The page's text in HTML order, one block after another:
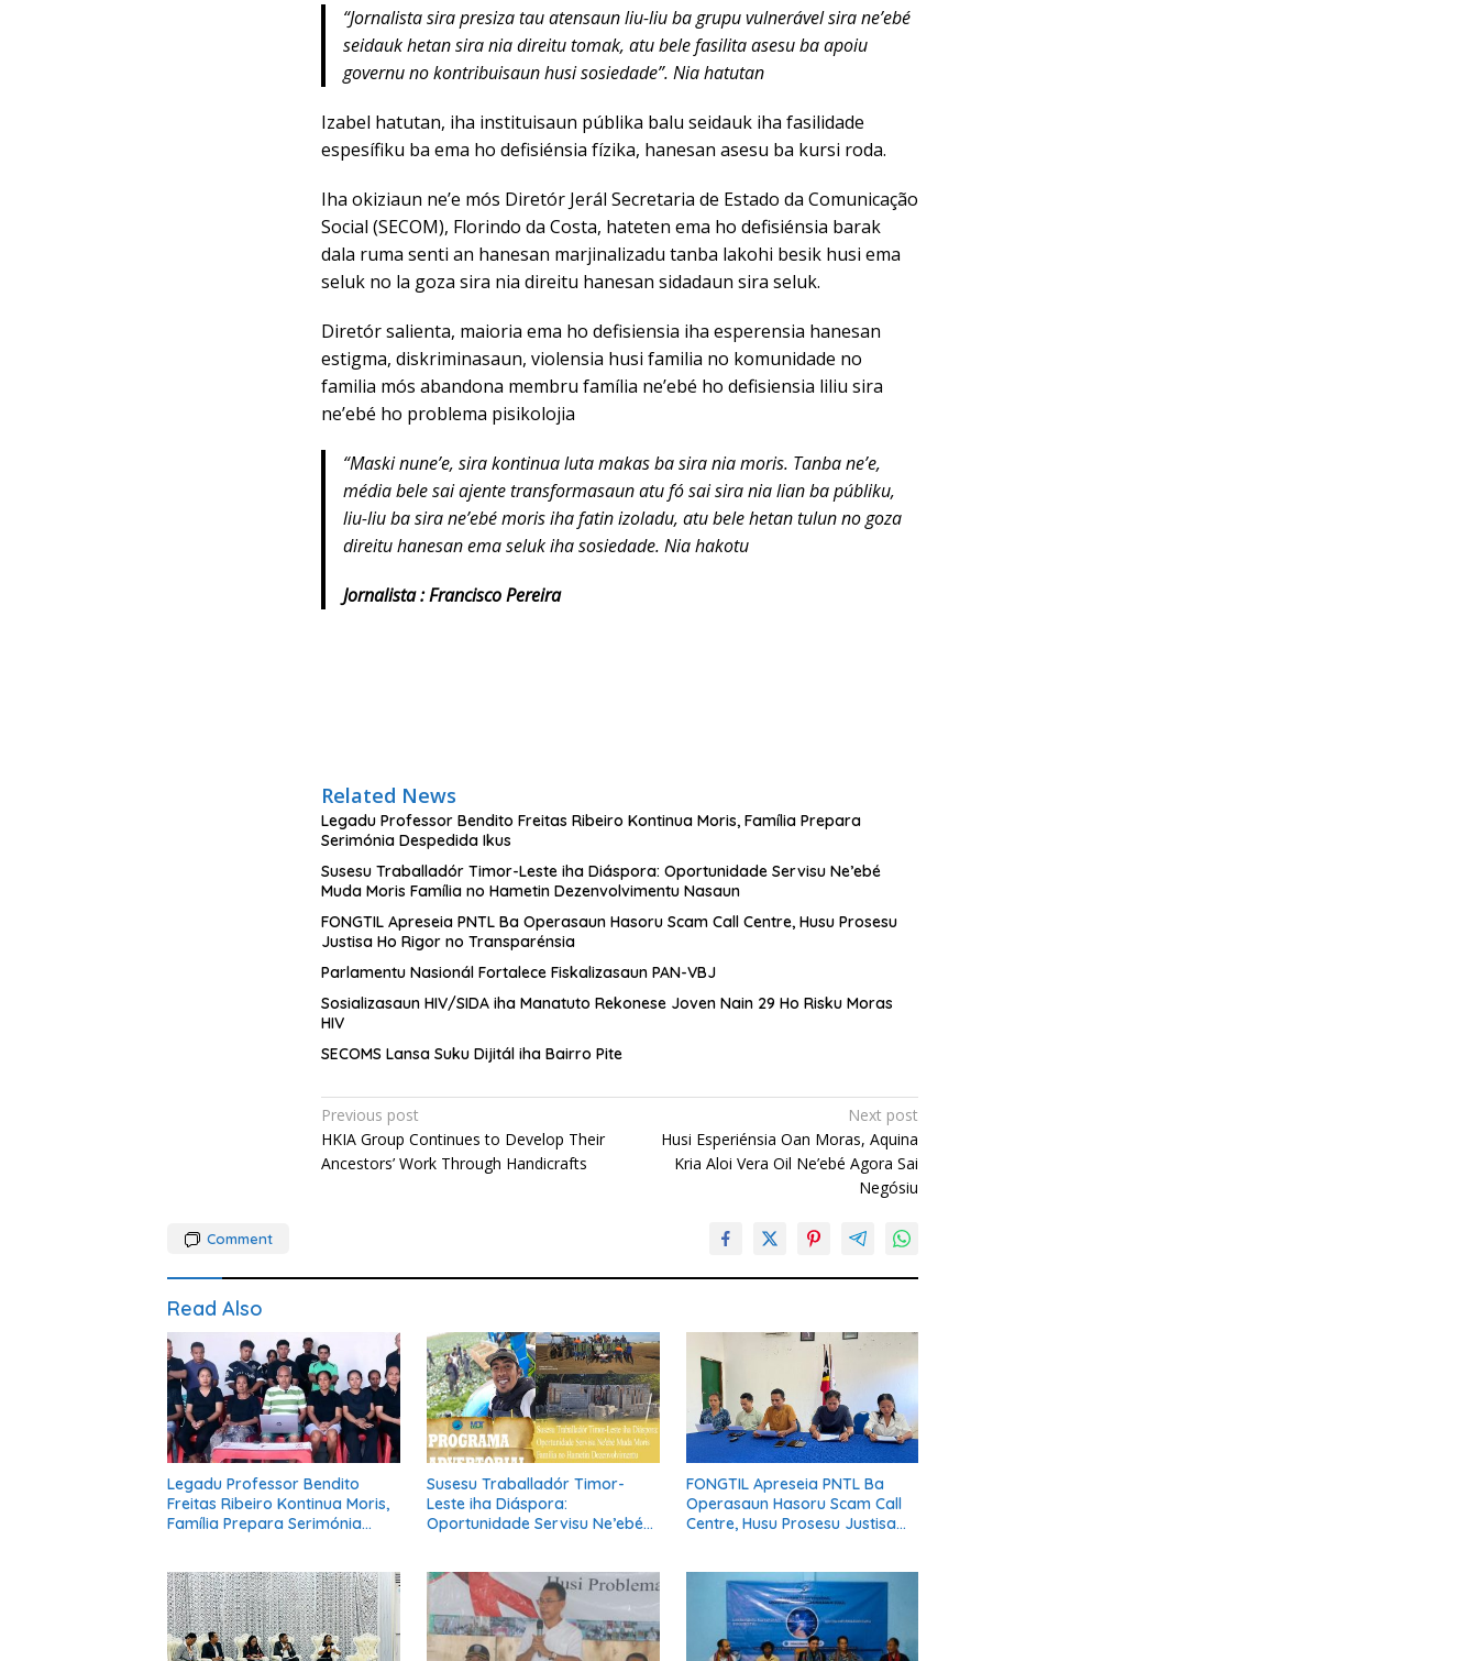
“Jornalista sira presiza tau atensaun liu-liu ba grupu vulnerável sira ne’ebé
seidauk hetan sira nia direitu tomak, atu bele fasilita asesu ba apoiu
governu no kontribuisaun husi sosiedade”. Nia hatutan
Izabel hatutan, iha instituisaun públika balu seidauk iha fasilidade
espesífiku ba ema ho defisiénsia fízika, hanesan asesu ba kursi roda.
Iha okiziaun ne’e mós Diretór Jerál Secretaria de Estado da Comunicação
Social (SECOM), Florindo da Costa, hateten ema ho defisiénsia barak
dala ruma senti an hanesan marjinalizadu tanba lakohi besik husi ema
seluk no la goza sira nia direitu hanesan sidadaun sira seluk.
Diretór salienta, maioria ema ho defisiensia iha esperensia hanesan
estigma, diskriminasaun, violensia husi familia no komunidade no
familia mós abandona membru família ne’ebé ho defisiensia liliu sira
ne’ebé ho problema pisikolojia
“Maski nune’e, sira kontinua luta makas ba sira nia moris. Tanba ne’e,
média bele sai ajente transformasaun atu fó sai sira nia lian ba públiku,
liu-liu ba sira ne’ebé moris iha fatin izoladu, atu bele hetan tulun no goza
direitu hanesan ema seluk iha sosiedade. Nia hakotu
Jornalista : Francisco Pereira
Related News
Legadu Professor Bendito Freitas Ribeiro Kontinua Moris, Família Prepara
Serimónia Despedida Ikus
Susesu Traballadór Timor-Leste iha Diáspora: Oportunidade Servisu Ne’ebé
Muda Moris Família no Hametin Dezenvolvimentu Nasaun
FONGTIL Apreseia PNTL Ba Operasaun Hasoru Scam Call Centre, Husu Prosesu
Justisa Ho Rigor no Transparénsia
Parlamentu Nasionál Fortalece Fiskalizasaun PAN-VBJ
Sosializasaun HIV/SIDA iha Manatuto Rekonese Joven Nain 29 Ho Risku Moras
HIV
SECOMS Lansa Suku Dijitál iha Bairro Pite
Post
navigation
Previous post
HKIA Group Continues to Develop Their
Ancestors’ Work Through Handicrafts
Next post
Husi Esperiénsia Oan Moras, Aquina
Kria Aloi Vera Oil Ne’ebé Agora Sai
Negósiu
Comment
Read Also
Legadu Professor Bendito
Freitas Ribeiro Kontinua Moris,
Família Prepara Serimónia
Susesu Traballadór Timor-
Leste iha Diáspora:
Oportunidade Servisu Ne’ebé
FONGTIL Apreseia PNTL Ba
Operasaun Hasoru Scam Call
Centre, Husu Prosesu Justisa